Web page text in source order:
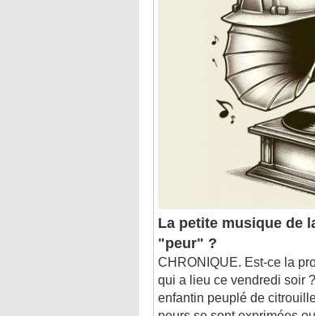
La petite musique de
"peur" ?
CHRONIQUE. Est-ce la
qui a lieu ce vendredi soir
enfantin peuplé de
peurs se sont exprimées